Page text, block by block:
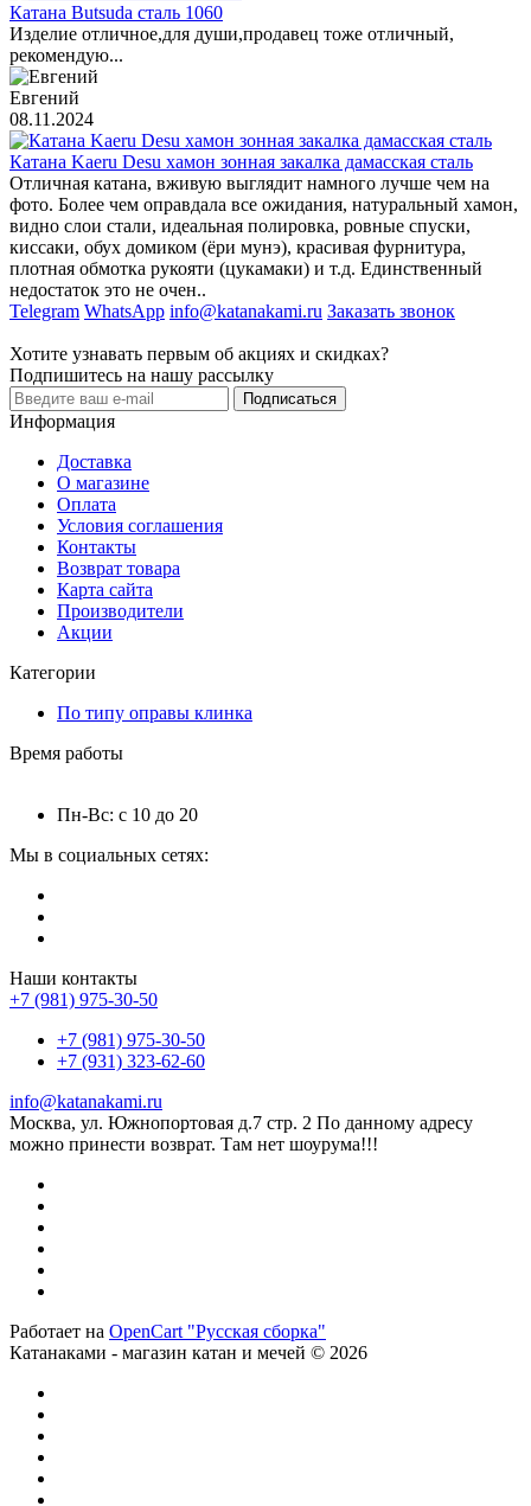
Катана Butsuda сталь 1060
Изделие отличное,для души,продавец тоже отличный,
рекомендую...
Евгений
08.11.2024
Катана Kaeru Desu хамон зонная закалка дамасская сталь
Отличная катана, вживую выглядит намного лучше чем на
фото. Более чем оправдала все ожидания, натуральный хамон,
видно слои стали, идеальная полировка, ровные спуски,
киссаки, обух домиком (ёри мунэ), красивая фурнитура,
плотная обмотка рукояти (цукамаки) и т.д. Единственный
недостаток это не очен..
Telegram WhatsApp info@katanakami.ru Заказать звонок
Хотите узнавать первым об акциях и скидках?
Подпишитесь на нашу рассылку
Подписаться
Информация
Доставка
О магазине
Оплата
Условия соглашения
Контакты
Возврат товара
Карта сайта
Производители
Акции
Категории
По типу оправы клинка
Время работы
Пн-Вс: с 10 до 20
Мы в социальных сетях:
Наши контакты
+7 (981) 975-30-50
+7 (981) 975-30-50
+7 (931) 323-62-60
info@katanakami.ru
Москва, ул. Южнопортовая д.7 стр. 2 По данному адресу
можно принести возврат. Там нет шоурума!!!
Работает на OpenCart "Русская сборка"
Катанаками - магазин катан и мечей © 2026